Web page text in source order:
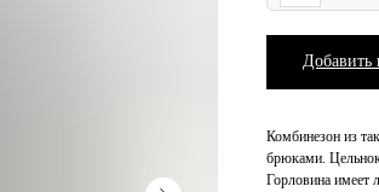
Добавить
Комбинезон из
брюками.
Горловина имеет